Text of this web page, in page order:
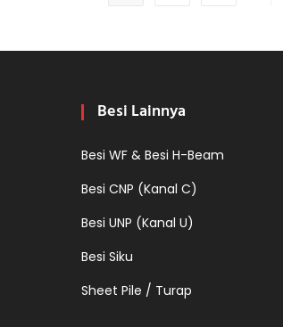
DALAM
Besi Lainnya
Besi WF & Besi H-Beam
Besi CNP (Kanal C)
Besi UNP (Kanal U)
Besi Siku
Sheet Pile / Turap